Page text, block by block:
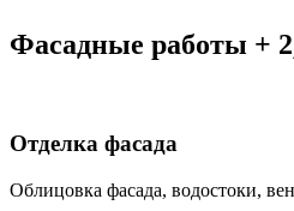
Фасадные работы +
Отделка фасада
Облицовка фасада, водостоки,